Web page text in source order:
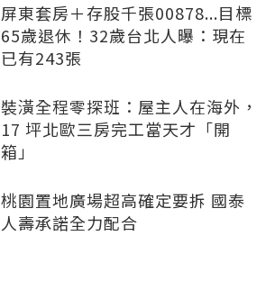
屏東套房＋存股千張00878...目標
65歲退休！32歲台北人曝：現在
已有243張
裝潢全程零探班：屋主人在海外，
17 坪北歐三房完工當天才「開
箱」
桃園置地廣場超高確定要拆 國泰
人壽承諾全力配合